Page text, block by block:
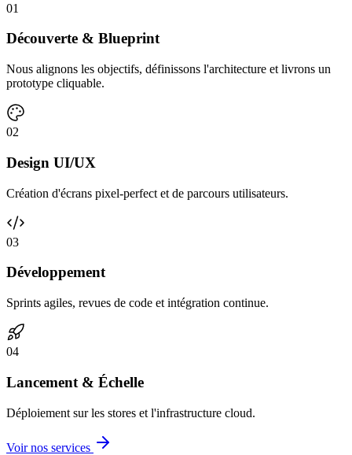
01
Découverte & Blueprint
Nous alignons les objectifs, définissons l'architecture et livrons un
prototype cliquable.
02
Design UI/UX
Création d'écrans pixel-perfect et de parcours utilisateurs.
03
Développement
Sprints agiles, revues de code et intégration continue.
04
Lancement & Échelle
Déploiement sur les stores et l'infrastructure cloud.
Voir nos services